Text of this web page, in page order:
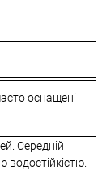
оснащені
Середній
водостійкістю.